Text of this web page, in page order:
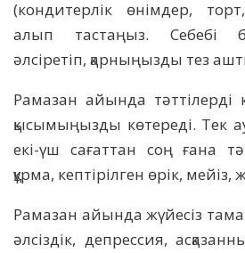
(кондитерлік өнімдер,
алып тастаңыз. Себебі
әлсіретіп, қарныңызды тез
Рамазан айында тәттілерді
қысымыңызды көтереді. Тек
екі-үш сағаттан соң ғана
құрма, кептірілген өрік, мейіз,
Рамазан айында жүйесіз
әлсіздік, депрессия,